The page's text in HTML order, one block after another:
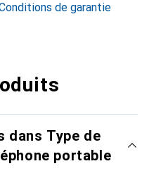
de garantie
dans Type de
portable